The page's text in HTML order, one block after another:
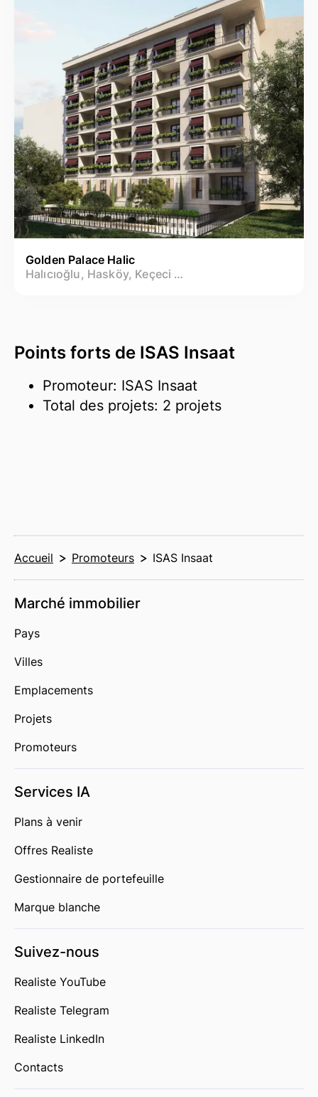
Golden Palace Halic
Halıcıoğlu, Hasköy, Keçeci Piri Mh.
Points forts de ISAS Insaat
Promoteur: ISAS Insaat
Total des projets: 2 projets
Accueil Promoteurs ISAS Insaat
Marché immobilier
Pays
Villes
Emplacements
Projets
Promoteurs
Services IA
Plans à venir
Offres Realiste
Gestionnaire de portefeuille
Marque blanche
Suivez-nous
Realiste YouTube
Realiste Telegram
Realiste LinkedIn
Contacts